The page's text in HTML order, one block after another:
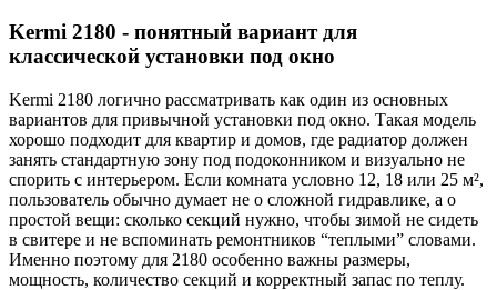
Kermi 2180 - понятный вариант для
классической установки под окно
Kermi 2180 логично рассматривать как один из основных
вариантов для привычной установки под окно. Такая модель
хорошо подходит для квартир и домов, где радиатор должен
занять стандартную зону под подоконником и визуально не
спорить с интерьером. Если комната условно 12, 18 или 25 м²,
пользователь обычно думает не о сложной гидравлике, а о
простой вещи: сколько секций нужно, чтобы зимой не сидеть
в свитере и не вспоминать ремонтников “теплыми” словами.
Именно поэтому для 2180 особенно важны размеры,
мощность, количество секций и корректный запас по теплу.